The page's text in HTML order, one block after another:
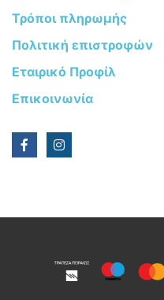
Τρόποι πληρωμής
Πολιτική επιστροφών
Εταιρικό Προφίλ
Επικοινωνία